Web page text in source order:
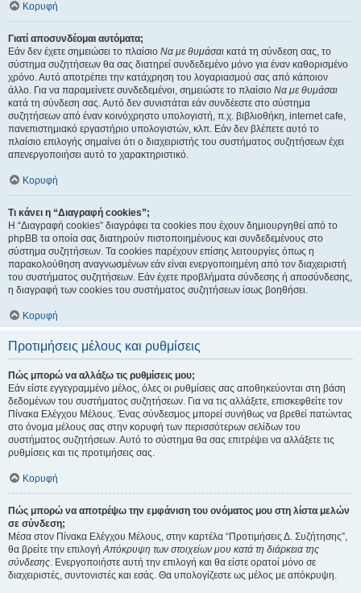
Κορυφή
Γιατί αποσυνδέομαι αυτόματα;
Εάν δεν έχετε σημειώσει το πλαίσιο Να με θυμάσαι κατά τη σύνδεση σας, το
σύστημα συζητήσεων θα σας διατηρεί συνδεδεμένο μόνο για έναν καθορισμένο
χρόνο. Αυτό αποτρέπει την κατάχρηση του λογαριασμού σας από κάποιον
άλλο. Για να παραμείνετε συνδεδεμένοι, σημειώστε το πλαίσιο Να με θυμάσαι
κατά τη σύνδεση σας. Αυτό δεν συνιστάται εάν συνδέεστε στο σύστημα
συζητήσεων από έναν κοινόχρηστο υπολογιστή, π.χ. βιβλιοθήκη, internet cafe,
πανεπιστημιακό εργαστήριο υπολογιστών, κλπ. Εάν δεν βλέπετε αυτό το
πλαίσιο επιλογής σημαίνει ότι ο διαχειριστής του συστήματος συζητήσεων έχει
απενεργοποιήσει αυτό το χαρακτηριστικό.
Κορυφή
Τι κάνει η “Διαγραφή cookies”;
Η “Διαγραφή cookies” διαγράφει τα cookies που έχουν δημιουργηθεί από το
phpBB τα οποία σας διατηρούν πιστοποιημένους και συνδεδεμένους στο
σύστημα συζητήσεων. Τα cookies παρέχουν επίσης λειτουργίες όπως η
παρακολούθηση αναγνωσμένων εάν είναι ενεργοποιημένη από τον διαχειριστή
του συστήματος συζητήσεων. Εάν έχετε προβλήματα σύνδεσης ή αποσύνδεσης,
η διαγραφή των cookies του συστήματος συζητήσεων ίσως βοηθήσει.
Κορυφή
Προτιμήσεις μέλους και ρυθμίσεις
Πώς μπορώ να αλλάξω τις ρυθμίσεις μου;
Εάν είστε εγγεγραμμένο μέλος, όλες οι ρυθμίσεις σας αποθηκεύονται στη βάση
δεδομένων του συστήματος συζητήσεων. Για να τις αλλάξετε, επισκεφθείτε τον
Πίνακα Ελέγχου Μέλους. Ένας σύνδεσμος μπορεί συνήθως να βρεθεί πατώντας
στο όνομα μέλους σας στην κορυφή των περισσότερων σελίδων του
συστήματος συζητήσεων. Αυτό το σύστημα θα σας επιτρέψει να αλλάξετε τις
ρυθμίσεις και τις προτιμήσεις σας.
Κορυφή
Πώς μπορώ να αποτρέψω την εμφάνιση του ονόματος μου στη λίστα μελών
σε σύνδεση;
Μέσα στον Πίνακα Ελέγχου Μέλους, στην καρτέλα “Προτιμήσεις Δ. Συζήτησης”,
θα βρείτε την επιλογήΑπόκρυψη των στοιχείων μου κατά τη διάρκεια της
σύνδεσης. Ενεργοποιήστε αυτή την επιλογή και θα είστε ορατοί μόνο σε
διαχειριστές, συντονιστές και εσάς. Θα υπολογίζεστε ως μέλος με απόκρυψη.